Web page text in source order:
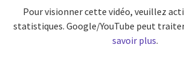
Pour visionner cette vidéo, veuillez
statistiques. Google/YouTube peut
savoir plus.